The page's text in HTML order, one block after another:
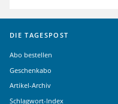
DIE TAGESPOST
Abo bestellen
Geschenkabo
Artikel-Archiv
Schlagwort-Index